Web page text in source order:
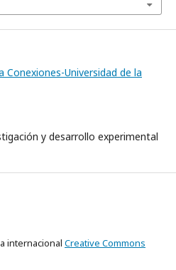
Conexiones-Universidad de la
y desarrollo experimental
internacional Creative Commons